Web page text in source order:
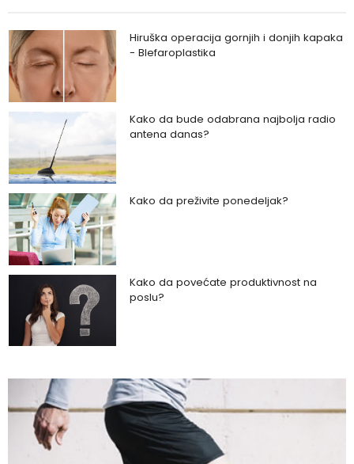
Hiruška operacija gornjih i donjih kapaka
- Blefaroplastika
Kako da bude odabrana najbolja radio
antena danas?
Kako da preživite ponedeljak?
Kako da povećate produktivnost na
poslu?
zdravlje na viši nivo?
Kako da napravite razliku između
toksične veze i zdravog partnerskog